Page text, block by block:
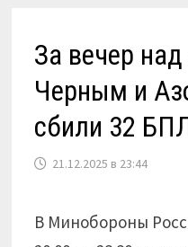
За вечер
Черным и
сбили 32
21.12.2025 в 23:44
В Минобороны